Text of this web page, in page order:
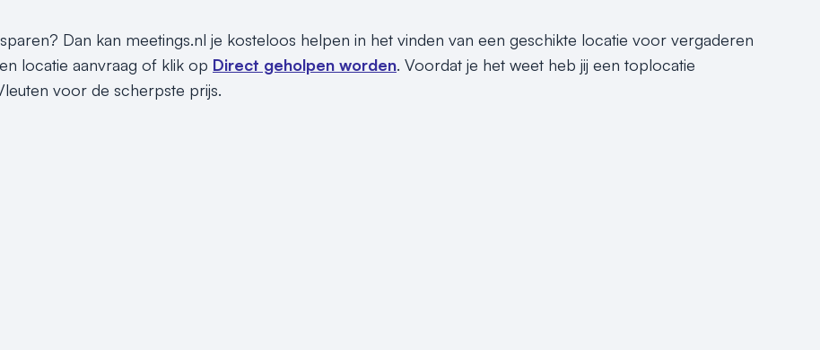
Dan kan meetings.nl je kosteloos helpen in het vinden van een geschikte locatie voor vergaderen
locatie aanvraag of klik op Direct geholpen worden. Voordat je het weet heb jij een toplocatie
voor de scherpste prijs.